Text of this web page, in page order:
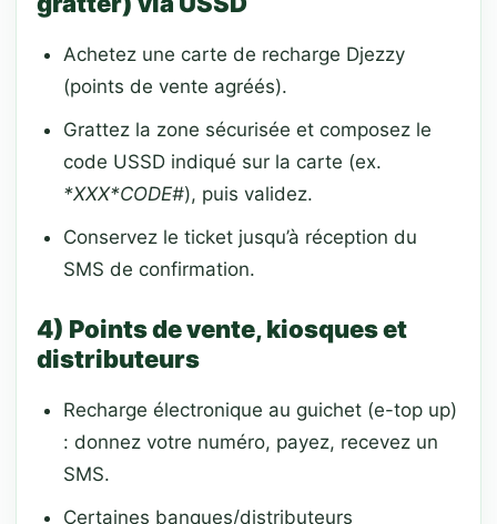
Achetez une carte de recharge Djezzy
(points de vente agréés).
Grattez la zone sécurisée et composez le
code USSD indiqué sur la carte (ex.
*XXX*CODE#), puis validez.
Conservez le ticket jusqu’à réception du
SMS de confirmation.
4) Points de vente, kiosques et
distributeurs
Recharge électronique au guichet (e-top up)
: donnez votre numéro, payez, recevez un
SMS.
Certaines banques/distributeurs